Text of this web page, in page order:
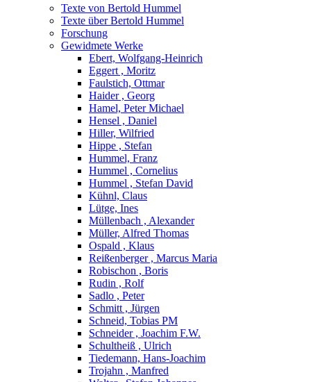
Texte von Bertold Hummel
Texte über Bertold Hummel
Forschung
Gewidmete Werke
Ebert, Wolfgang-Heinrich
Eggert , Moritz
Faulstich, Ottmar
Haider , Georg
Hamel, Peter Michael
Hensel , Daniel
Hiller, Wilfried
Hippe , Stefan
Hummel, Franz
Hummel , Cornelius
Hummel , Stefan David
Kühnl, Claus
Lütge, Ines
Müllenbach , Alexander
Müller, Alfred Thomas
Ospald , Klaus
Reißenberger , Marcus Maria
Robischon , Boris
Rudin , Rolf
Sadlo , Peter
Schmitt , Jürgen
Schneid, Tobias PM
Schneider , Joachim F.W.
Schultheiß , Ulrich
Tiedemann, Hans-Joachim
Trojahn , Manfred